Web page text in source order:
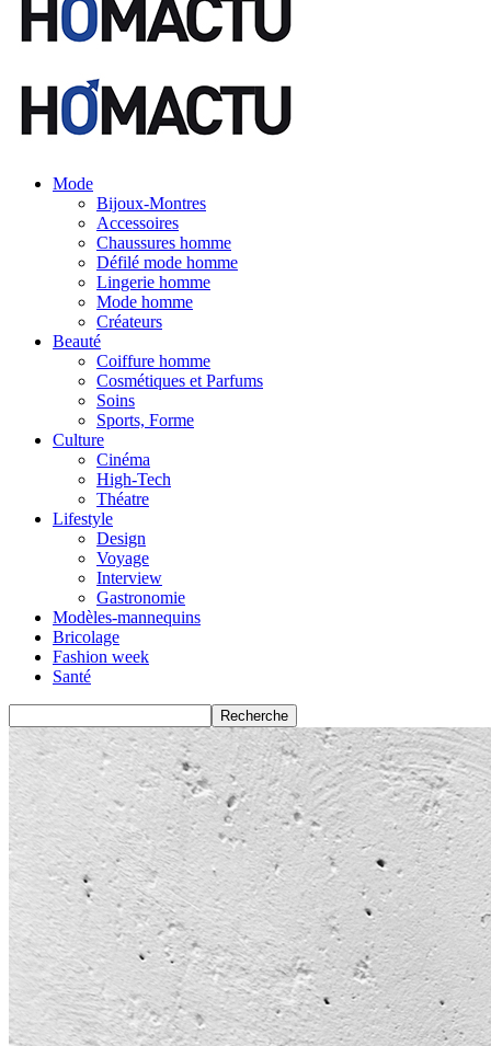
Mode
Bijoux-Montres
Accessoires
Chaussures homme
Défilé mode homme
Lingerie homme
Mode homme
Créateurs
Beauté
Coiffure homme
Cosmétiques et Parfums
Soins
Sports, Forme
Culture
Cinéma
High-Tech
Théatre
Lifestyle
Design
Voyage
Interview
Gastronomie
Modèles-mannequins
Bricolage
Fashion week
Santé